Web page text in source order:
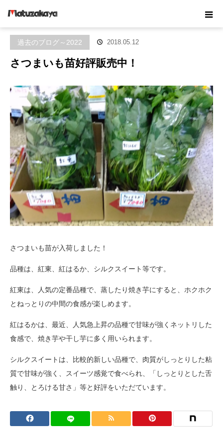
ブログ
さつまいも苗好評販売中！
過去のブログ～2022 2018.05.12
さつまいも苗好評販売中！
さつまいも苗が入荷しました！
品種は、紅東、紅はるか、シルクスイート等です。
紅東は、人気の定番品種で、蒸したり焼き芋にすると、ホクホク
とねっとりの中間の食感が楽しめます。
紅はるかは、最近、人気急上昇の品種で甘味が強くネットリした
食感で、焼き芋や干し芋に多く用いられます。
シルクスイートは、比較的新しい品種で、肉質がしっとりした粘
質で甘味が強く、スイーツ感覚で食べられ、「しっとりとした舌
触り、とろける甘さ」等と好評をいただています。